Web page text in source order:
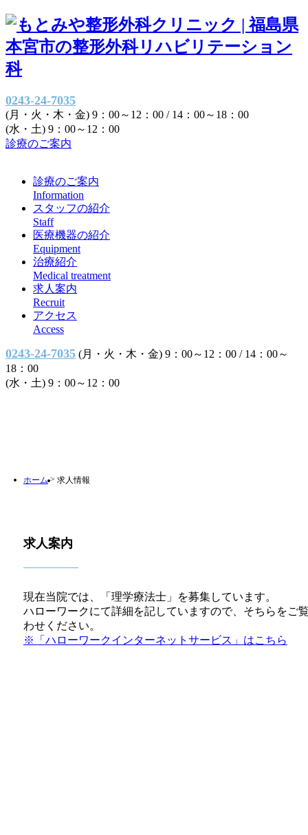
0243-24-7035
(月・火・木・金) 9：00～12：00 / 14：00～18：00
(水・土) 9：00～12：00
診療のご案内
診療のご案内
Information
スタッフの紹介
Staff
医療機器の紹介
Equipment
治療紹介
Medical treatment
求人案内
Recruit
アクセス
Access
0243-24-7035 (月・火・木・金) 9：00～12：00 / 14：00～
18：00
(水・土) 9：00～12：00
ホーム> 求人情報
求人案内
現在当院では、「理学療法士」を募集しています。
ハローワークにて詳細を記していますので、そちらをご
わせください。
※「ハローワークインターネットサービス」はこちら